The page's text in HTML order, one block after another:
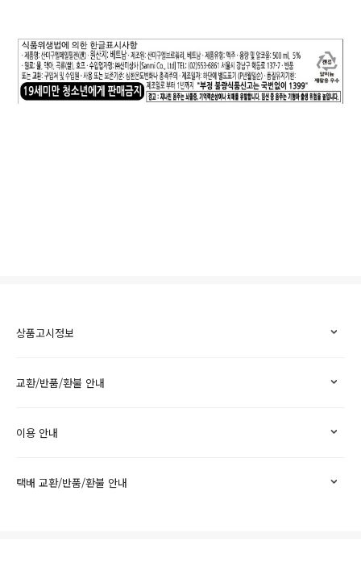
상품고시정보
교환/반품/환불 안내
이용 안내
택배 교환/반품/환불 안내